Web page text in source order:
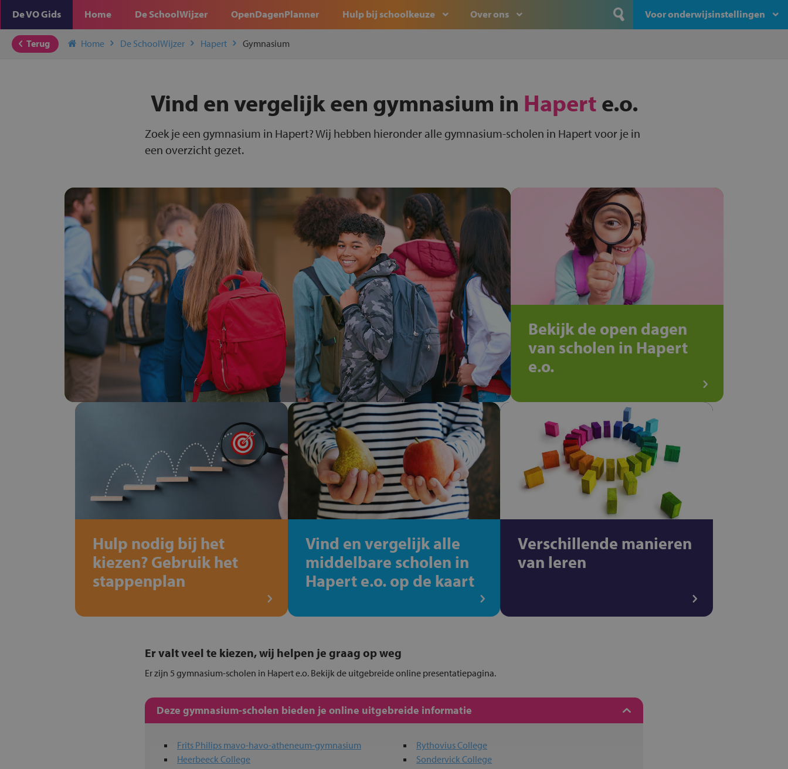
De VO Gids Home De SchoolWijzer OpenDagenPlanner Hulp bij schoolkeuze Over ons Voor onderwijsinstellingen
Terug Home De SchoolWijzer Hapert Gymnasium
Vind en vergelijk een gymnasium in Haperte.o.
Zoek je een gymnasium in Hapert? Wij hebben hieronder alle gymnasium-scholen in Hapert voor je in
een overzicht gezet.
Bekijk de open dagen
van scholen in Hapert
e.o.
Hulp nodig bij het
kiezen? Gebruik het
stappenplan
Vind en vergelijk alle
middelbare scholen in
Hapert e.o. op de kaart
Verschillende manieren
van leren
Er valt veel te kiezen, wij helpen je graag op weg
Er zijn 5 gymnasium-scholen in Hapert e.o. Bekijk de uitgebreide online presentatiepagina.
Deze gymnasium-scholen bieden je online uitgebreide informatie
Frits Philips mavo-havo-atheneum-gymnasium
Heerbeeck College
Rythovius College
Sondervick College